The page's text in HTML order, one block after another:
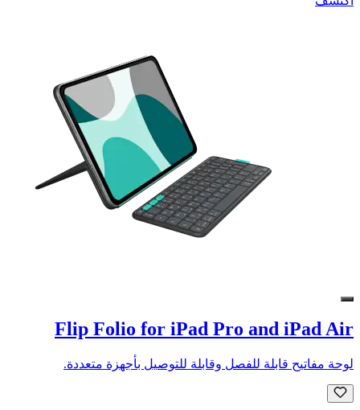
Flip Folio for iPad Pro and iPad Air
لوحة مفاتيح قابلة للفصل وقابلة للتوصيل بأجهزة متعددة.